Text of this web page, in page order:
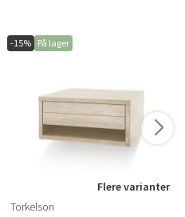
-15% På lager
Flere varianter
Torkelson